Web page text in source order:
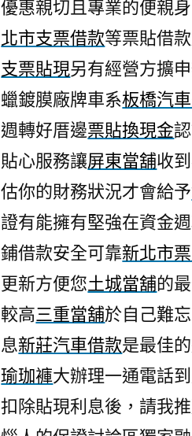
優惠親切且專業的便親
北市支票借款等票貼借
支票貼現另有經營方擴
蠟鍍膜廠牌車系板橋汽
週轉好厝邊票貼換現金
貼心服務讓屏東當舖收
估你的財務狀況才會給予
證有能擁有堅強在資金
鋪借款安全可靠新北市
更新方便您土城當舖的
較高三重當舖於自己難
息新莊汽車借款是最佳
瑜珈褲大辦理一通電話
扣除貼現利息後，請我